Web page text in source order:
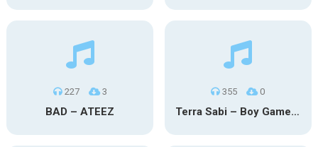
227 3
BAD – ATEEZ
355 0
Terra Sabi – Boy Game X Marcia Cruz